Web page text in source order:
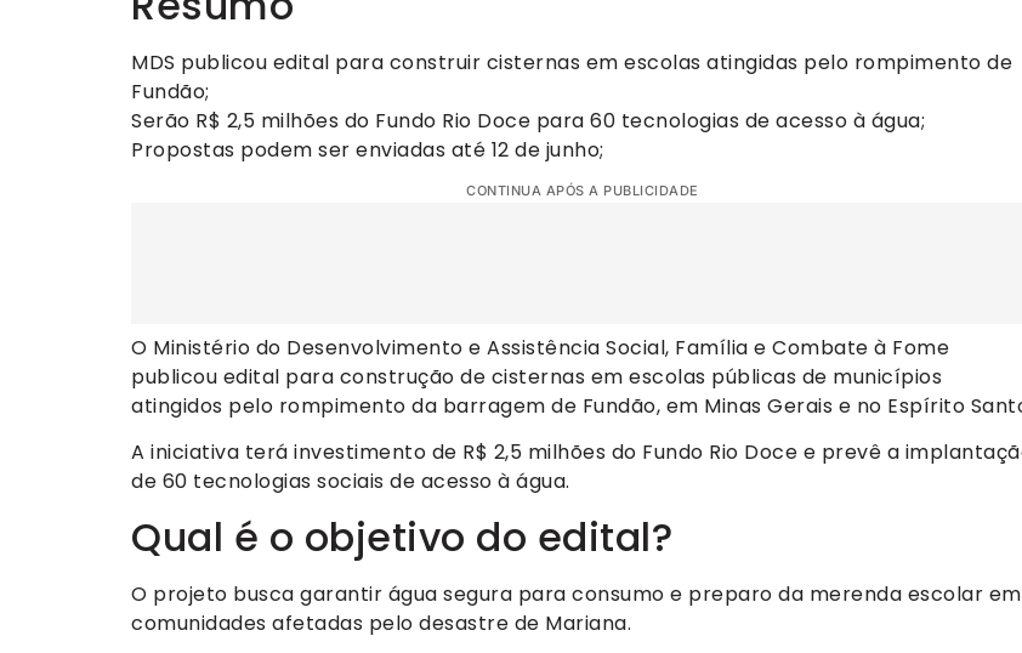
MDS publicou edital para construir cisternas em escolas atingidas pelo rompimento de
Fundão;
Serão R$ 2,5 milhões do Fundo Rio Doce para 60 tecnologias de acesso à água;
Propostas podem ser enviadas até 12 de junho;
CONTINUA APÓS A PUBLICIDADE
O Ministério do Desenvolvimento e Assistência Social, Família e Combate à Fome
publicou edital para construção de cisternas em escolas públicas de municípios
atingidos pelo rompimento da barragem de Fundão, em Minas Gerais e no Espírito
A iniciativa terá investimento de R$ 2,5 milhões do Fundo Rio Doce e prevê a
de 60 tecnologias sociais de acesso à água.
Qual é o objetivo do edital?
O projeto busca garantir água segura para consumo e preparo da merenda escolar em
comunidades afetadas pelo desastre de Mariana.